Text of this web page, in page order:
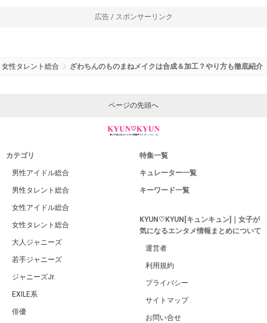
広告 / スポンサーリンク
女性タレント総合 ざわちんのものまねメイクは合成＆加工？やり方も徹底紹介
ページの先頭へ
カテゴリ
男性アイドル総合
男性タレント総合
女性アイドル総合
女性タレント総合
大人ジャニーズ
若手ジャニーズ
ジャニーズJr.
EXILE系
俳優
特集一覧
キュレーター一覧
キーワード一覧
KYUN♡KYUN[キュンキュン]｜女子が
気になるエンタメ情報まとめについて
運営者
利用規約
プライバシー
サイトマップ
お問い合せ